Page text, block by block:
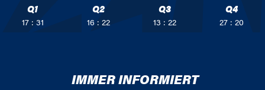
Q1
17 : 31
Q2
16 : 22
Q3
13 : 22
Q4
27 : 20
IMMER INFORMIERT